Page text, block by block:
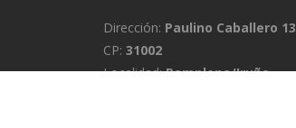
Dirección: Paulino Caballero 13
CP: 31002
Localidad:Pamplona/Iruña